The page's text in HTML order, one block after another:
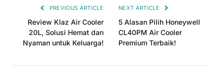
PREVIOUS ARTICLE
Review Klaz Air Cooler
20L, Solusi Hemat dan
Nyaman untuk Keluarga!
NEXT ARTICLE
5 Alasan Pilih Honeywell
CL40PM Air Cooler
Premium Terbaik!